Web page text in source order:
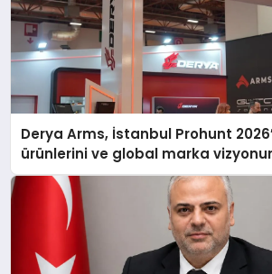
Derya Arms, İstanbul Prohunt
ürünlerini ve global marka